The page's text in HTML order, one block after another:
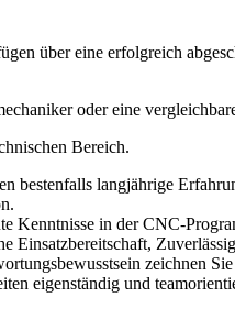
über eine erfolgreich
oder eine
Bereich.
bestenfalls langjährige
Kenntnisse in der CNC-
Einsatzbereitschaft,
zeichnen Sie
eigenständig und